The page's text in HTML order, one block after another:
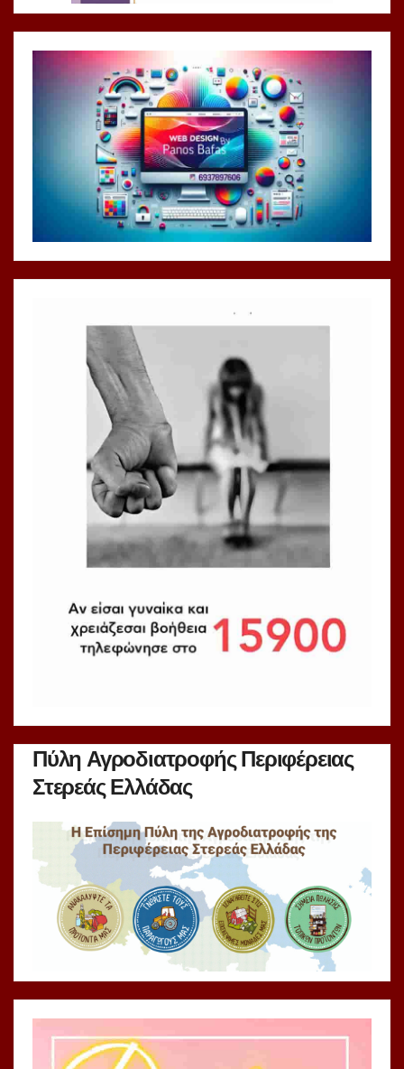
Πύλη Αγροδιατροφής Περιφέρειας
Στερεάς Ελλάδας